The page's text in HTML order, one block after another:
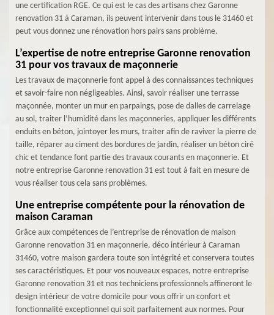
une certification RGE. Ce qui est le cas des artisans chez Garonne
renovation 31 à Caraman, ils peuvent intervenir dans tous le 31460 et
peut vous donnez une rénovation hors pairs sans problème.
L’expertise de notre entreprise Garonne renovation
31 pour vos travaux de maçonnerie
Les travaux de maçonnerie font appel à des connaissances techniques
et savoir-faire non négligeables. Ainsi, savoir réaliser une terrasse
maçonnée, monter un mur en parpaings, pose de dalles de carrelage
au sol, traiter l’humidité dans les maçonneries, appliquer les différents
enduits en béton, jointoyer les murs, traiter afin de raviver la pierre de
taille, réparer au ciment des bordures de jardin, réaliser un béton ciré
chic et tendance font partie des travaux courants en maçonnerie. Et
notre entreprise Garonne renovation 31 est tout à fait en mesure de
vous réaliser tous cela sans problèmes.
Une entreprise compétente pour la rénovation de
maison Caraman
Grâce aux compétences de l’entreprise de rénovation de maison
Garonne renovation 31 en maçonnerie, déco intérieur à Caraman
31460, votre maison gardera toute son intégrité et conservera toutes
ses caractéristiques. Et pour vos nouveaux espaces, notre entreprise
Garonne renovation 31 et nos techniciens professionnels affineront le
design intérieur de votre domicile pour vous offrir un confort et
fonctionnalité exceptionnel qui soit parfaitement aux normes. Pour